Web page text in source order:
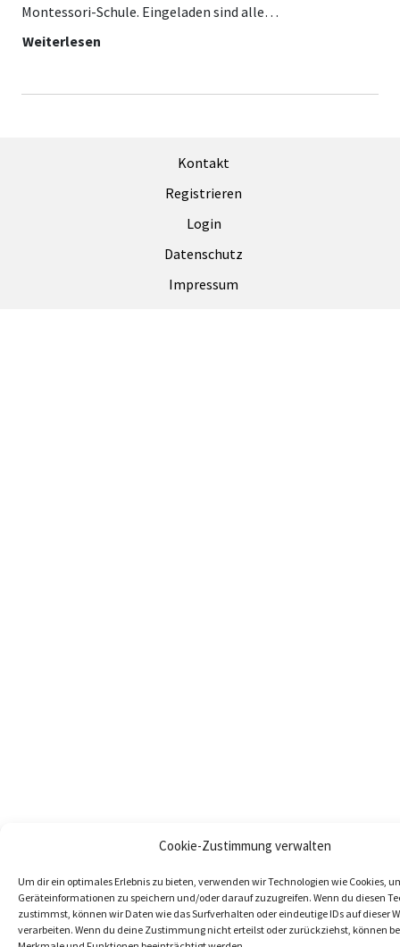
Cookie-Zustimmung verwalten
Um dir ein optimales Erlebnis zu bieten, verwenden wir Technologien wie Cookies,
Geräteinformationen zu speichern und/oder darauf zuzugreifen. Wenn du diesen
zustimmst, können wir Daten wie das Surfverhalten oder eindeutige IDs auf dieser
verarbeiten. Wenn du deine Zustimmung nicht erteilst oder zurückziehst, können
Montessori-Schule. Eingeladen sind alle…
Weiterlesen
Kontakt
Registrieren
Login
Datenschutz
Impressum